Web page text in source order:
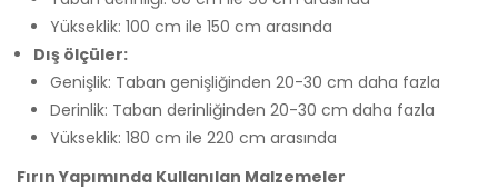
Yükseklik: 100 cm ile 150 cm arasında
Dış ölçüler:
Genişlik: Taban genişliğinden 20-30 cm daha fazla
Derinlik: Taban derinliğinden 20-30 cm daha fazla
Yükseklik: 180 cm ile 220 cm arasında
Fırın Yapımında Kullanılan Malzemeler